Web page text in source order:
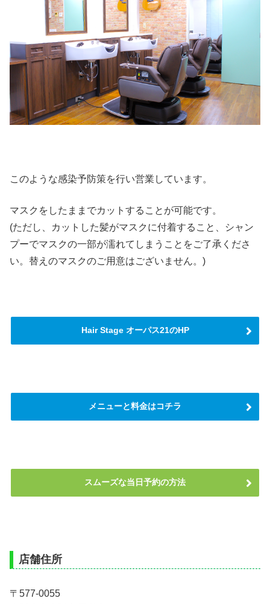
このような感染予防策を行い営業しています。
マスクをしたままでカットすることが可能です。
(ただし、カットした髪がマスクに付着すること、シャン
プーでマスクの一部が濡れてしまうことをご了承くださ
い。替えのマスクのご用意はございません。)
Hair Stage オーパス21のHP
メニューと料金はコチラ
スムーズな当日予約の方法
店舗住所
〒577-0055